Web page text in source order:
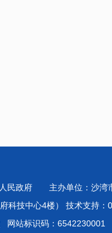
人民政府 主办单位：沙湾
科技中心4楼） 技术支持
网站标识码：6542230001